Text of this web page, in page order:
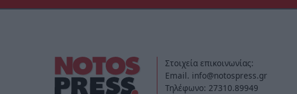
Στοιχεία επικοινωνίας:
Email. info@notospress.gr
Τηλέφωνο: 27310.89949